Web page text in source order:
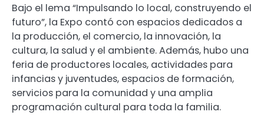
Bajo el lema “Impulsando lo local, construyendo el
futuro”, la Expo contó con espacios dedicados a
la producción, el comercio, la innovación, la
cultura, la salud y el ambiente. Además, hubo una
feria de productores locales, actividades para
infancias y juventudes, espacios de formación,
servicios para la comunidad y una amplia
programación cultural para toda la familia.